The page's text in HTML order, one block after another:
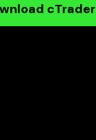
cTrader